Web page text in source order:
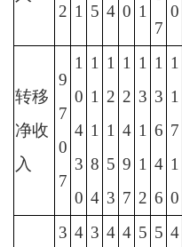
2 1 5 4 0 1
7
0
转移
净收
入
9
7
0
7
1
0
4
3
0
1
1
1
8
4
1
2
1
5
3
1
2
4
9
7
1
3
1
1
2
1
3
6
4
6
1
1
7
1
0
3 4 3 4 4 5 5 4